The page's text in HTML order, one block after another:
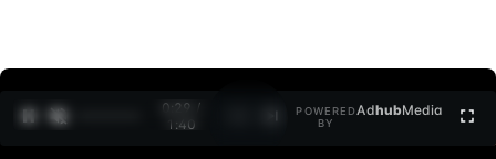
0:30 /
1:40
POWERED
BY
AdhubMedia